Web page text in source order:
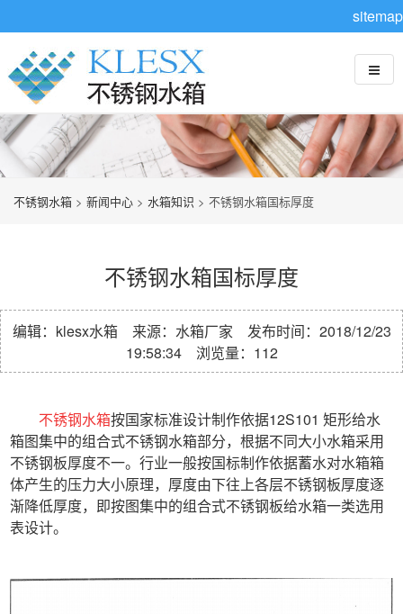
sitemap
不锈钢水箱 > 新闻中心 > 水箱知识 > 不锈钢水箱国标厚度
不锈钢水箱国标厚度
编辑：klesx水箱 来源：水箱厂家 发布时间：2018/12/23
19:58:34 浏览量： 112
不锈钢水箱按国家标准设计制作依据12S101 矩形给水
箱图集中的组合式不锈钢水箱部分，根据不同大小水箱采用
不锈钢板厚度不一。行业一般按国标制作依据蓄水对水箱箱
体产生的压力大小原理，厚度由下往上各层不锈钢板厚度逐
渐降低厚度，即按图集中的组合式不锈钢板给水箱一类选用
表设计。